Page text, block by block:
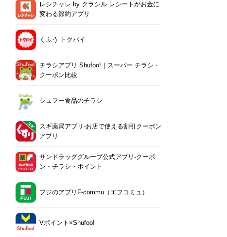
レシチャレ by クラシル レシートがお金に
変わる節約アプリ
くふう トクバイ
チラシアプリ Shufoo!｜スーパー チラシ・
クーポン比較
シュフー食品のチラシ
スギ薬局アプリ-お店で使える割引クーポン
アプリ
サンドラッググループ公式アプリ-クーポ
ン・チラシ・ポイント
フジのアプリF-commu（エフコミュ）
Vポイント×Shufoo!